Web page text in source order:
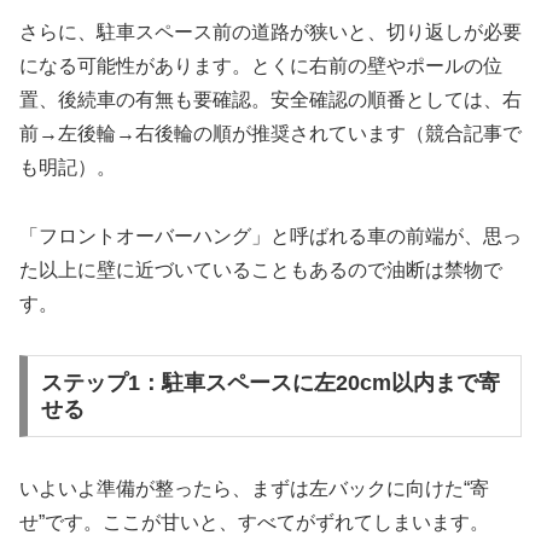
さらに、駐車スペース前の道路が狭いと、切り返しが必要
になる可能性があります。とくに右前の壁やポールの位
置、後続車の有無も要確認。安全確認の順番としては、右
前→左後輪→右後輪の順が推奨されています（競合記事で
も明記）。
「フロントオーバーハング」と呼ばれる車の前端が、思っ
た以上に壁に近づいていることもあるので油断は禁物で
す。
ステップ1：駐車スペースに左20cm以内まで寄
せる
いよいよ準備が整ったら、まずは左バックに向けた“寄
せ”です。ここが甘いと、すべてがずれてしまいます。